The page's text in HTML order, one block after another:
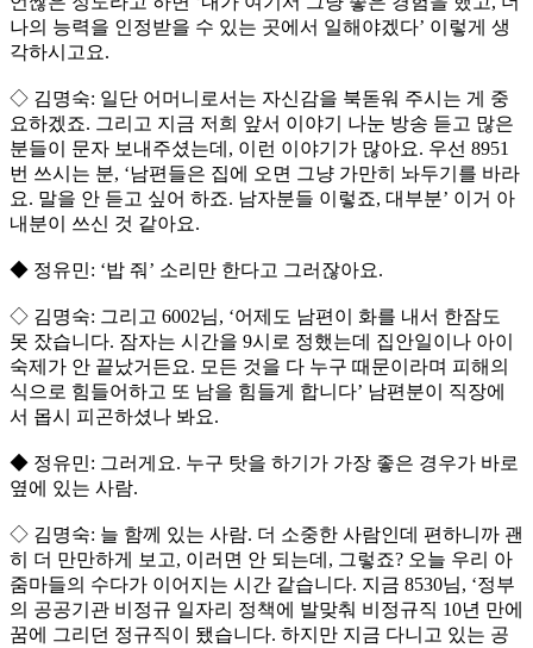
나의 능력을 인정받을 수 있는 곳에서 일해야겠다’ 이렇게 생
각하시고요.
◇ 김명숙: 일단 어머니로서는 자신감을 북돋워 주시는 게 중
요하겠죠. 그리고 지금 저희 앞서 이야기 나눈 방송 듣고 많은
분들이 문자 보내주셨는데, 이런 이야기가 많아요. 우선 8951
번 쓰시는 분, ‘남편들은 집에 오면 그냥 가만히 놔두기를 바라
요. 말을 안 듣고 싶어 하죠. 남자분들 이렇죠, 대부분’ 이거 아
내분이 쓰신 것 같아요.
◆ 정유민: ‘밥 줘’ 소리만 한다고 그러잖아요.
◇ 김명숙: 그리고 6002님, ‘어제도 남편이 화를 내서 한잠도
못 잤습니다. 잠자는 시간을 9시로 정했는데 집안일이나 아이
숙제가 안 끝났거든요. 모든 것을 다 누구 때문이라며 피해의
식으로 힘들어하고 또 남을 힘들게 합니다’ 남편분이 직장에
서 몹시 피곤하셨나 봐요.
◆ 정유민: 그러게요. 누구 탓을 하기가 가장 좋은 경우가 바로
옆에 있는 사람.
◇ 김명숙: 늘 함께 있는 사람. 더 소중한 사람인데 편하니까 괜
히 더 만만하게 보고, 이러면 안 되는데, 그렇죠? 오늘 우리 아
줌마들의 수다가 이어지는 시간 같습니다. 지금 8530님, ‘정부
의 공공기관 비정규 일자리 정책에 발맞춰 비정규직 10년 만에
꿈에 그리던 정규직이 됐습니다. 하지만 지금 다니고 있는 공